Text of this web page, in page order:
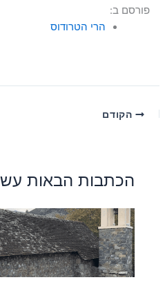
פורסם ב:
הרי הטרודוס
הקודם
הכתבות הבאות